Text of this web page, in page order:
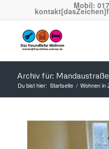
Mobil:
Archiv für: Mandaustraße
Du bist hier: Startseite / Wohnen in